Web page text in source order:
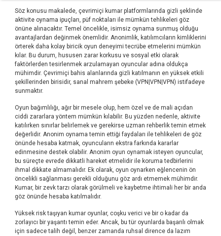
Söz konusu makalede, çevrimiçi kumar platformlarında gizli şeklinde
aktivite oynama ipuçları, püf noktaları ile mümkün tehlikeleri göz
önüne alınacaktır. Temel öncelikle, isimsiz oynama sunmuş olduğu
avantajlardan değinmek önemlidir. Anonimlik, katılımcıların kimliklerini
örterek daha kolay biricik oyun deneyimi tecrübe etmelerini mümkün
kılar. Bu durum, hususen zarar korkusu ve sosyal etki olarak
faktörlerden tesirlenmek arzulamayan oyuncular adına oldukça
mühimdir. Çevrimiçi bahis alanlarında gizli katılmanın en yüksek etkili
şekillerinden birisidir, sanal mahrem şebeke (VPN|VPN|VPN) istifadeye
sunmaktır.
Oyun bağımlılığı, ağır bir mesele olup, hem özel ve de mali açıdan
ciddi zararlara yöntem mümkün kılabilir. Bu yüzden nedenle, aktivite
katılırken sınırlar belirlemek ve gerekirse uzman rehberlik temin etmek
değerlidir. Anonim oynama temin ettiği faydaları ile tehlikeleri de göz
önünde hesaba katmak, oyuncuların ekstra farkında kararlar
edinmesine destek olabilir. Anonim oyun oynamak isteyen oyuncular,
bu süreçte evrede dikkatli hareket etmelidir ile koruma tedbirlerini
ihmal dikkate almamalıdır. Ek olarak, oyun oynarken eğlencenin ön
öncelikli sağlanması gerekli olduğunu göz ardı etmemek mühimdir.
Kumar, bir zevk tarzı olarak görülmeli ve kaybetme ihtimali her bir anda
göz önünde hesaba katılmalıdır.
Yüksek risk taşıyan kumar oyunlar, coşku verici ve bir o kadar da
zorlayıcı bir yaşantı temin eder. Ancak, bu tür oyunlarda başarılı olmak
için sadece talih değil, benzer zamanda ruhsal dirence da lazım